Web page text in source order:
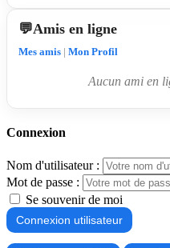
Amis en ligne
Mes amis | Mon Profil
Aucun ami en
Connexion
Nom d'utilisateur :
Mot de passe :
Se souvenir de moi